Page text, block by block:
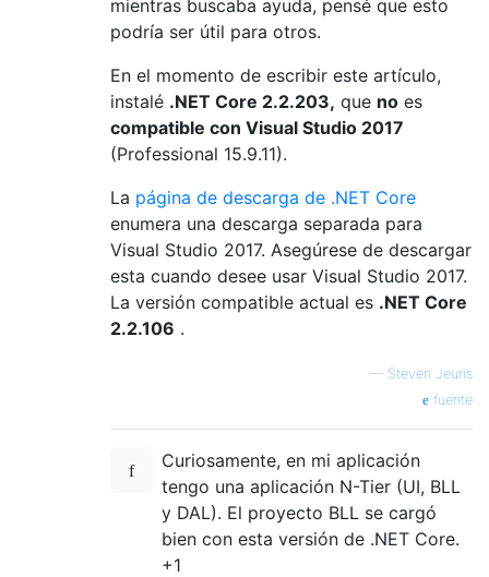
mientras buscaba ayuda, pensé que esto
podría ser útil para otros.
En el momento de escribir este artículo,
instalé .NET Core 2.2.203, que no es
compatible con Visual Studio 2017
(Professional 15.9.11).
La página de descarga de .NET Core
enumera una descarga separada para
Visual Studio 2017. Asegúrese de descargar
esta cuando desee usar Visual Studio 2017.
La versión compatible actual es .NET Core
2.2.106 .
— Steven Jeuris
fuente
Curiosamente, en mi aplicación
tengo una aplicación N-Tier (UI, BLL
y DAL). El proyecto BLL se cargó
bien con esta versión de .NET Core.
+1